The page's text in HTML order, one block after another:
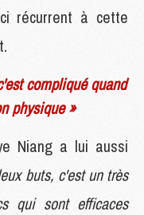
récurrent à cette
compliqué quand
physique »
Niang a lui aussi
buts, c'est un très
qui sont efficaces